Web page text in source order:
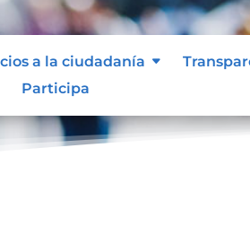
a la ciudadanía
Participa